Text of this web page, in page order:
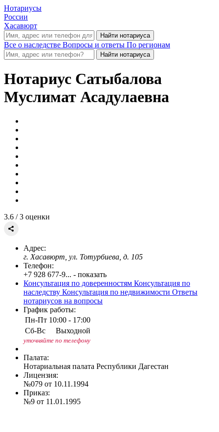
Нотариусы
России
Хасавюрт
Все о наследстве Вопросы и ответы По регионам
Нотариус Сатыбалова
Муслимат Асадулаевна
3.6 / 3 оценки
Адрес:
г. Хасавюрт, ул. Тотурбиева, д. 105
Телефон:
+7 928 677-9... - показать
Консультация по доверенностям Консультация по
наследству Консультация по недвижимости Ответы
нотариусов на вопросы
График работы:
Пн-Пт 10:00 - 17:00
Сб-Вс
Выходной
уточняйте по телефону
Палата:
Нотариальная палата Республики Дагестан
Лицензия:
№079 от 10.11.1994
Приказ:
№9 от 11.01.1995